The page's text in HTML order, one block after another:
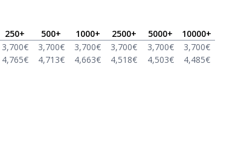
250+ 500+ 1000+ 2500+ 5000+ 10000+
3,700€ 3,700€ 3,700€ 3,700€ 3,700€ 3,700€
4,765€ 4,713€ 4,663€ 4,518€ 4,503€ 4,485€